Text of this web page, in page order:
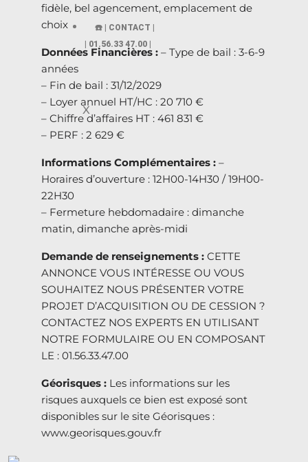
☎️ | CONTACT |
| 01.56.33 47.00 |
X
fidèle, bel agencement, emplacement de
choix
Données Financières : – Type de bail : 3-6-9
années
– Fin de bail : 31/12/2029
– Loyer annuel HT/HC : 20 710 €
– Chiffre d’affaires HT : 461 831 €
– PERF : 2 629 €
Informations Complémentaires : –
Horaires d’ouverture : 12H00-14H30 / 19H00-
22H30
– Fermeture hebdomadaire : dimanche
matin, dimanche après-midi
Demande de renseignements : CETTE
ANNONCE VOUS INTÉRESSE OU VOUS
SOUHAITEZ NOUS PRÉSENTER VOTRE
PROJET D’ACQUISITION OU DE CESSION ?
CONTACTEZ NOS EXPERTS EN UTILISANT
NOTRE FORMULAIRE OU EN COMPOSANT
LE : 01.56.33.47.00
Géorisques : Les informations sur les
risques auxquels ce bien est exposé sont
disponibles sur le site Géorisques :
www.georisques.gouv.fr